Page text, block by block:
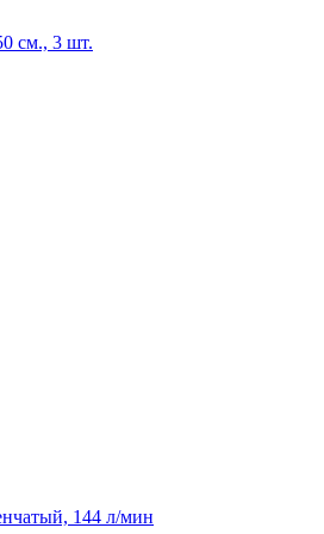
см., 3 шт.
144 л/мин